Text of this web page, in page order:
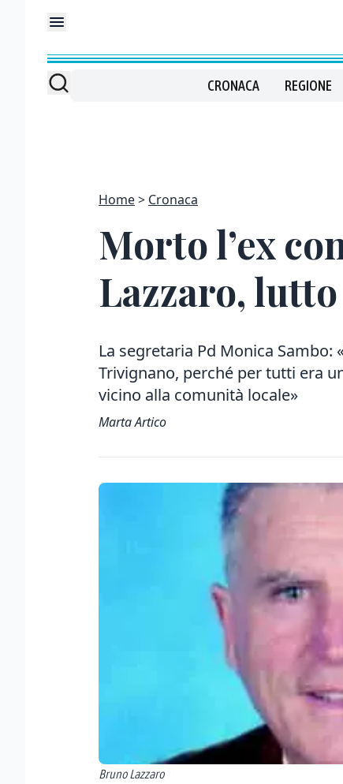
CRONACA REGIONE
Home Cronaca
Morto l’ex
Lazzaro,
La segretaria Pd Monica
Trivignano, perché per tutti era
vicino alla comunità locale»
Marta Artico
Bruno Lazzaro